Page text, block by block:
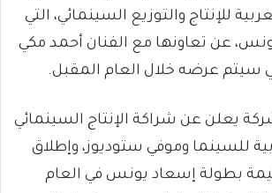
للإنتاج والتوزيع السينمائي، التي
عن تعاونها مع الفنان أحمد مكي
سيتم عرضه خلال العام المقبل.
يعلن عن شراكة الإنتاج السينمائي
للسينما وموفي ستوديوز، وإطلاق
بطولة إسعاد يونس في العام